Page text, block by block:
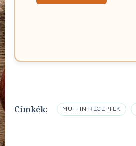
Címkék: MUFFIN RECEPTEK